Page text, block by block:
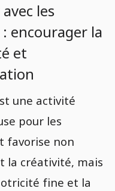
les
encourager la
et
une activité
pour les
favorise non
la créativité, mais
fine et la